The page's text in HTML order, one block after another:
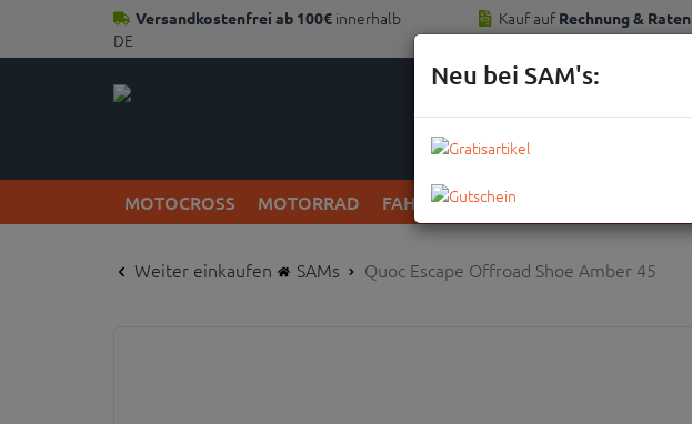
Versandkostenfrei ab 100€ innerhalb
DE
Kauf auf Rechnung & Raten
MOTOCROSS MOTORRAD FAHRRAD KOMPLETTRÄDER
Weiter einkaufen SAMs Quoc Escape Offroad Shoe Amber 45
Neu bei SAM's: